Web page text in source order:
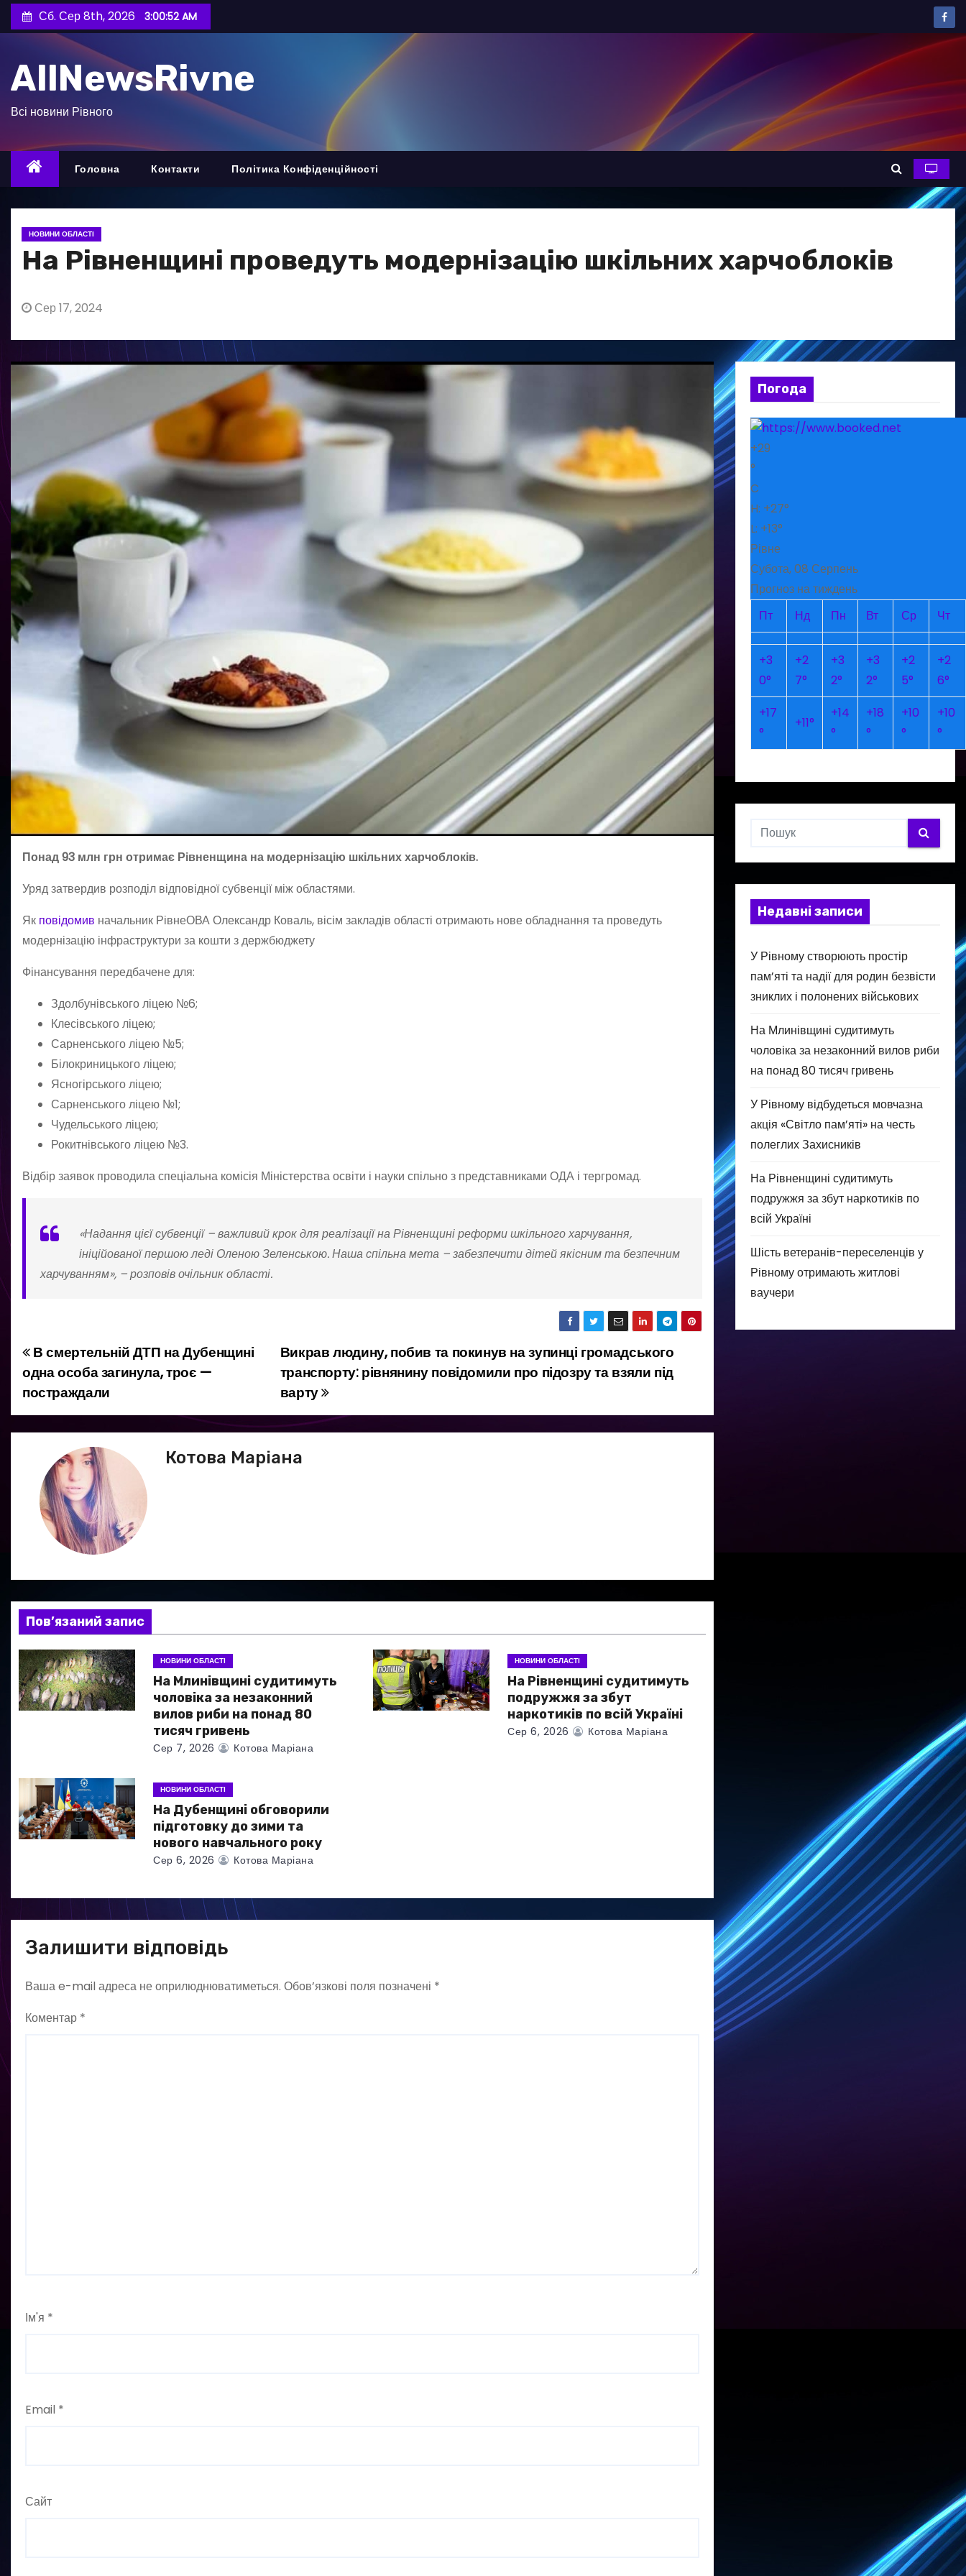
е
д
Сб. Сер 8th, 2026 3:00:53 AM
AllNewsRivne
Всі новини Рівного
Головна Контакти Політика Конфіденційності
НОВИНИ ОБЛАСТІ
На Рівненщині проведуть модернізацію шкільних харчоблоків
Сер 17, 2024
Понад 93 млн грн отримає Рівненщина на модернізацію шкільних харчоблоків.
Уряд затвердив розподіл відповідної субвенції між областями.
Як повідомив начальник РівнеОВА Олександр Коваль, вісім закладів області отримають нове обладнання та проведуть
модернізацію інфраструктури за кошти з держбюджету
Фінансування передбачене для:
Здолбунівського ліцею №6;
Клесівського ліцею;
Сарненського ліцею №5;
Білокриницького ліцею;
Ясногірського ліцею;
Сарненського ліцею №1;
Чудельського ліцею;
Рокитнівського ліцею №3.
Відбір заявок проводила спеціальна комісія Міністерства освіти і науки спільно з представниками ОДА і тергромад.
«Надання цієї субвенції – важливий крок для реалізації на Рівненщині реформи шкільного харчування,
ініційованої першою леді Оленою Зеленською. Наша спільна мета – забезпечити дітей якісним та безпечним
харчуванням», – розповів очільник області.
Н
а
в
я
з
а
п
и
і
в
Викрав людину, побив та покинув на зупинці громадського
транспорту: рівнянину повідомили про підозру та взяли під
варту
В смертельній ДТП на Дубенщині
одна особа загинула, троє —
постраждали
Котова Маріана
Пов’язаний запис
НОВИНИ ОБЛАСТІ
На Млинівщині судитимуть
чоловіка за незаконний
вилов риби на понад 80
тисяч гривень
Сер 7, 2026 Котова Маріана
НОВИНИ ОБЛАСТІ
На Рівненщині судитимуть
подружжя за збут
наркотиків по всій Україні
Сер 6, 2026 Котова Маріана
НОВИНИ ОБЛАСТІ
На Дубенщині обговорили
підготовку до зими та
нового навчального року
Сер 6, 2026 Котова Маріана
Залишити відповідь
Ваша e-mail адреса не оприлюднюватиметься. Обов’язкові поля позначені *
Коментар *
Ім'я *
Email *
Сайт
Погода
+29
°
C
H: +27°
L: +13°
Рівне
Субота, 08 Серпень
Прогноз на тиждень
Пт
Нд Пн Вт Ср Чт
+3
0°
+2
7°
+3
2°
+3
2°
+2
5°
+2
6°
+17
°
+11°
+14
°
+18
°
+10
°
+10
°
Недавні записи
У Рівному створюють простір
пам’яті та надії для родин безвісти
зниклих і полонених військових
На Млинівщині судитимуть
чоловіка за незаконний вилов риби
на понад 80 тисяч гривень
У Рівному відбудеться мовчазна
акція «Світло пам’яті» на честь
полеглих Захисників
На Рівненщині судитимуть
подружжя за збут наркотиків по
всій Україні
Шість ветеранів-переселенців у
Рівному отримають житлові
ваучери